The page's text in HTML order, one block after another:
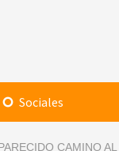
Sociales
CAMINO